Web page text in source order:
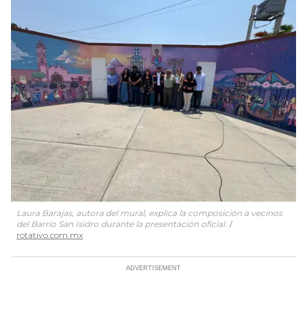
Laura Barajas, autora del mural, explica la composición a vecinos
del Barrio San Isidro durante la presentación oficial.
rotativo.com.mx